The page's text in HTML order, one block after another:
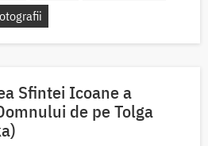
Sfintei Icoane a
de pe Tolga